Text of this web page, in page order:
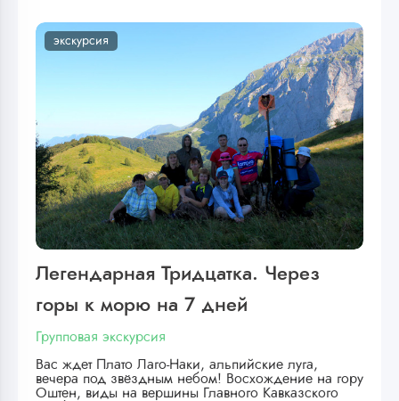
экскурсия
Легендарная Тридцатка. Через
горы к морю на 7 дней
Групповая экскурсия
Вас ждет Плато Лаго-Наки, альпийские луга,
вечера под звёздным небом! Восхождение на гору
Оштен, виды на вершины Главного Кавказского